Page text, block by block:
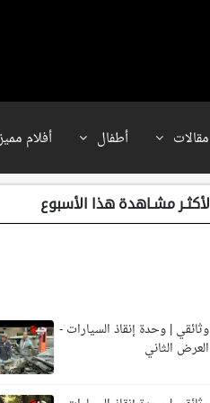
مقالات أطفال أفلام
الأكثـر مشـاهدة هذا الأسبوع
وثائقي | وحدة إنقاذ السيارات -
العرض الثاني